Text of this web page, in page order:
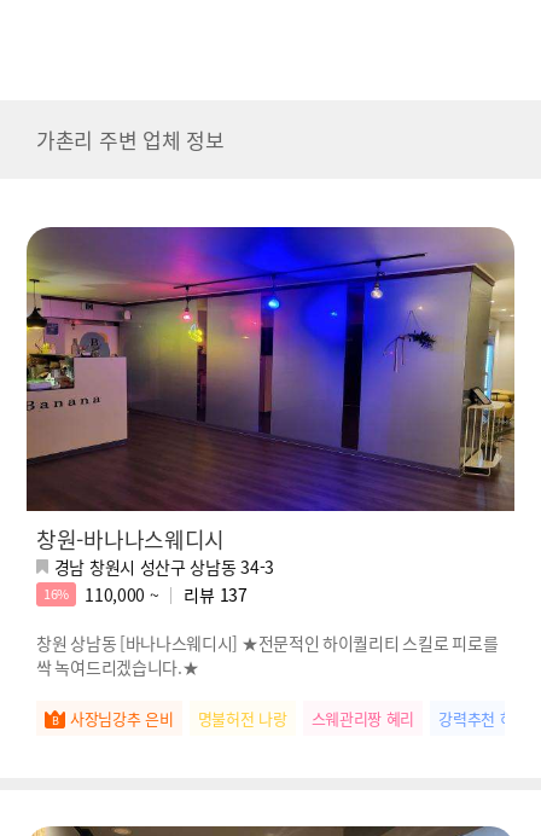
가촌리 주변 업체 정보
창원-바나나스웨디시
경남 창원시 성산구 상남동 34-3
16% 110,000 ~ 리뷰 137
창원 상남동 [바나나스웨디시] ★전문적인 하이퀄리티 스킬로 피로를
싹 녹여드리겠습니다.★
사장님강추 은비 명불허전 나랑 스웨관리짱 혜리 강력추천 하린